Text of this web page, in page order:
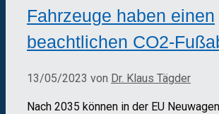
Fahrzeuge haben einen
beachtlichen CO2-
13/05/2023 von Dr. Klaus Tägder
Nach 2035 können in der EU